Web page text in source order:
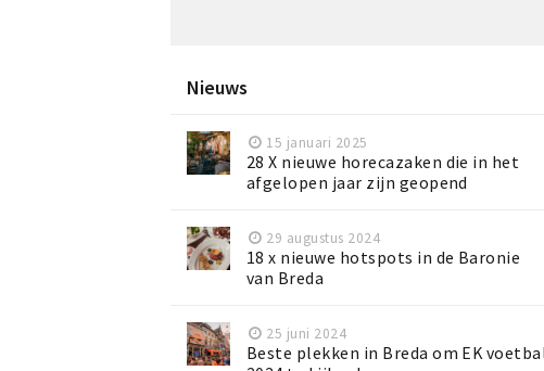
Nieuws
15 januari 2025
28 X nieuwe horecazaken die in het
afgelopen jaar zijn geopend
29 augustus 2024
18 x nieuwe hotspots in de Baronie
van Breda
25 juni 2024
Beste plekken in Breda om EK